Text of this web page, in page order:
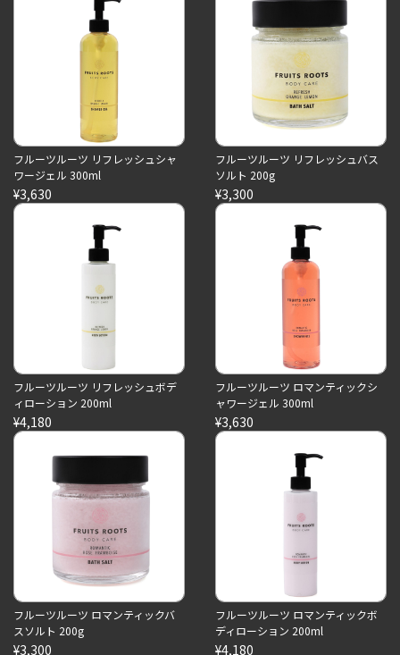
フルーツルーツ リフレッシュシャ
ワージェル 300ml
¥3,630
フルーツルーツ リフレッシュバス
ソルト 200g
¥3,300
フルーツルーツ リフレッシュボデ
ィローション 200ml
¥4,180
フルーツルーツ ロマンティックシ
ャワージェル 300ml
¥3,630
フルーツルーツ ロマンティックバ
スソルト 200g
¥3,300
フルーツルーツ ロマンティックボ
ディローション 200ml
¥4,180